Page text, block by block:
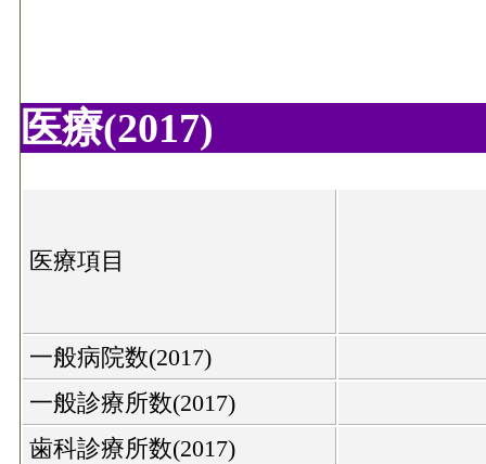
医療(2017)
医療項目
一般病院数(2017)
一般診療所数(2017)
歯科診療所数(2017)